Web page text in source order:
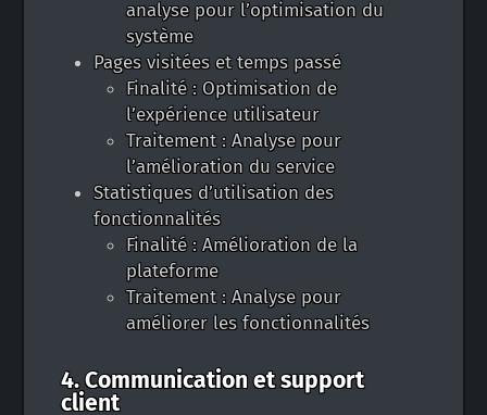
analyse pour l’optimisation du
système
Pages visitées et temps passé
Finalité : Optimisation de
l’expérience utilisateur
Traitement : Analyse pour
l’amélioration du service
Statistiques d’utilisation des
fonctionnalités
Finalité : Amélioration de la
plateforme
Traitement : Analyse pour
améliorer les fonctionnalités
4. Communication et support
client